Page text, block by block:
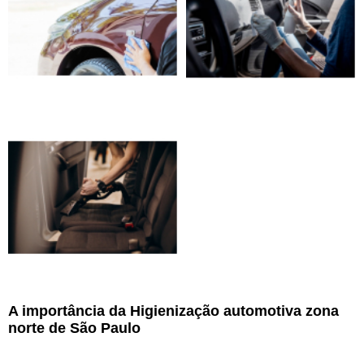
A importância da Higienização automotiva zona
norte de São Paulo